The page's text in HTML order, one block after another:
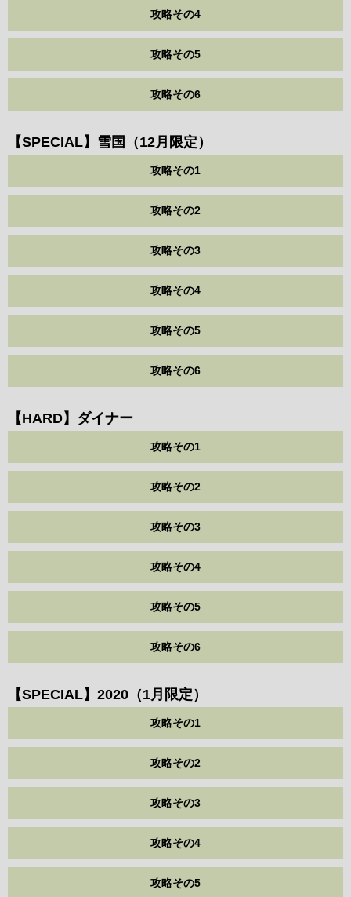
攻略その4
攻略その5
攻略その6
【SPECIAL】雪国（12月限定）
攻略その1
攻略その2
攻略その3
攻略その4
攻略その5
攻略その6
【HARD】ダイナー
攻略その1
攻略その2
攻略その3
攻略その4
攻略その5
攻略その6
【SPECIAL】2020（1月限定）
攻略その1
攻略その2
攻略その3
攻略その4
攻略その5